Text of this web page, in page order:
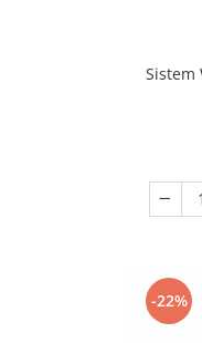
Sistem
-22%